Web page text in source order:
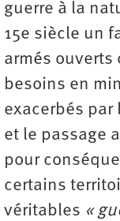
guerre à la
15e siècle un
armés ouverts
besoins en
exacerbés
et le passage
pour
certains
véritables «